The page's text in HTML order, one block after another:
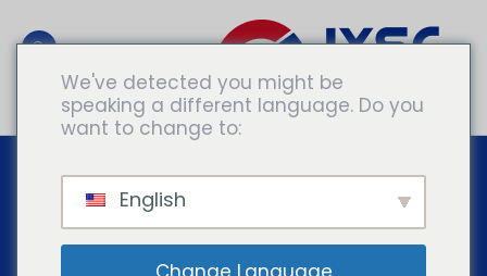
Обратитесь К Экспертам
We've detected you might be
speaking a different language. Do you
want to change to:
English